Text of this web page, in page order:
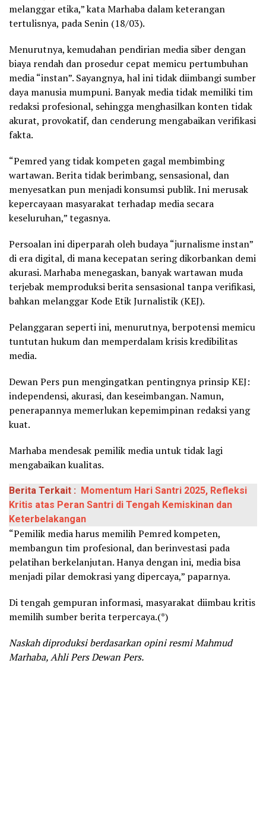
melanggar etika,” kata Marhaba dalam keterangan
tertulisnya, pada Senin (18/03).
Menurutnya, kemudahan pendirian media siber dengan
biaya rendah dan prosedur cepat memicu pertumbuhan
media “instan”. Sayangnya, hal ini tidak diimbangi sumber
daya manusia mumpuni. Banyak media tidak memiliki tim
redaksi profesional, sehingga menghasilkan konten tidak
akurat, provokatif, dan cenderung mengabaikan verifikasi
fakta.
“Pemred yang tidak kompeten gagal membimbing
wartawan. Berita tidak berimbang, sensasional, dan
menyesatkan pun menjadi konsumsi publik. Ini merusak
kepercayaan masyarakat terhadap media secara
keseluruhan,” tegasnya.
Persoalan ini diperparah oleh budaya “jurnalisme instan”
di era digital, di mana kecepatan sering dikorbankan demi
akurasi. Marhaba menegaskan, banyak wartawan muda
terjebak memproduksi berita sensasional tanpa verifikasi,
bahkan melanggar Kode Etik Jurnalistik (KEJ).
Pelanggaran seperti ini, menurutnya, berpotensi memicu
tuntutan hukum dan memperdalam krisis kredibilitas
media.
Dewan Pers pun mengingatkan pentingnya prinsip KEJ:
independensi, akurasi, dan keseimbangan. Namun,
penerapannya memerlukan kepemimpinan redaksi yang
kuat.
Marhaba mendesak pemilik media untuk tidak lagi
mengabaikan kualitas.
Berita Terkait : Momentum Hari Santri 2025, Refleksi
Kritis atas Peran Santri di Tengah Kemiskinan dan
Keterbelakangan
“Pemilik media harus memilih Pemred kompeten,
membangun tim profesional, dan berinvestasi pada
pelatihan berkelanjutan. Hanya dengan ini, media bisa
menjadi pilar demokrasi yang dipercaya,” paparnya.
Di tengah gempuran informasi, masyarakat diimbau kritis
memilih sumber berita terpercaya.(*)
Naskah diproduksi berdasarkan opini resmi Mahmud
Marhaba, Ahli Pers Dewan Pers.